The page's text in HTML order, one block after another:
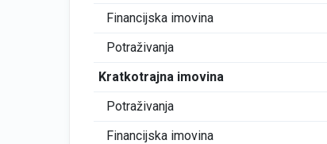
Financijska imovina
Potraživanja
Kratkotrajna imovina
Potraživanja
Financijska imovina